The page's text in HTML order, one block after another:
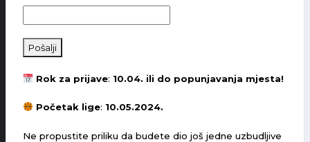
Pošalji
Rok za prijave: 10.04. ili do popunjavanja mjesta!
Početak lige: 10.05.2024.
Ne propustite priliku da budete dio još jedne uzbudljive